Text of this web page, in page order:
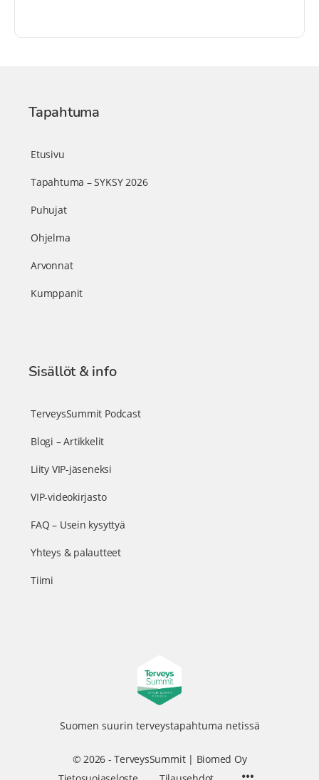
Tapahtuma
Etusivu
Tapahtuma – SYKSY 2026
Puhujat
Ohjelma
Arvonnat
Kumppanit
Sisällöt & info
TerveysSummit Podcast
Blogi – Artikkelit
Liity VIP-jäseneksi
VIP-videokirjasto
FAQ – Usein kysyttyä
Yhteys & palautteet
Tiimi
Suomen suurin terveystapahtuma netissä
© 2026 - TerveysSummit | Biomed Oy